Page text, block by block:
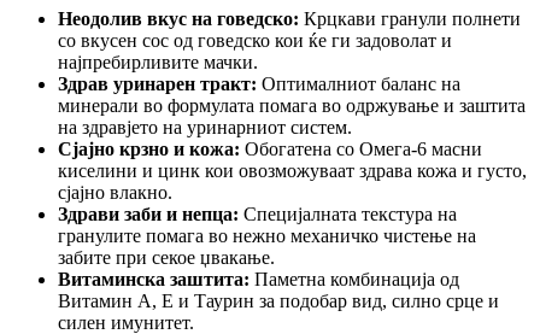
Неодолив вкус на говедско: Крцкави гранули полнети
со вкусен сос од говедско кои ќе ги задоволат и
најпребирливите мачки.
Здрав уринарен тракт: Оптималниот баланс на
минерали во формулата помага во одржување и заштита
на здравјето на уринарниот систем.
Сјајно крзно и кожа: Обогатена со Омега-6 масни
киселини и цинк кои овозможуваат здрава кожа и густо,
сјајно влакно.
Здрави заби и непца: Специјалната текстура на
гранулите помага во нежно механичко чистење на
забите при секое џвакање.
Витаминска заштита: Паметна комбинација од
Витамин А, Е и Таурин за подобар вид, силно срце и
силен имунитет.